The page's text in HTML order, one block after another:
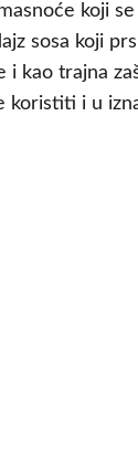
koji se
sosa koji
i kao trajna
koristiti i u